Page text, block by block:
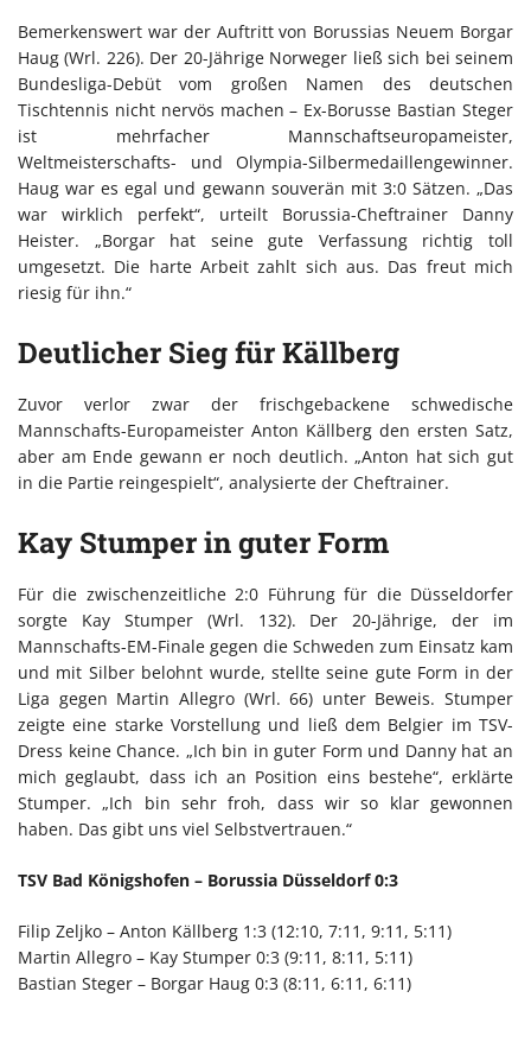
Bemerkenswert war der Auftritt von Borussias Neuem Borgar
Haug (Wrl. 226). Der 20-Jährige Norweger ließ sich bei seinem
Bundesliga-Debüt vom großen Namen des deutschen
Tischtennis nicht nervös machen – Ex-Borusse Bastian Steger
ist mehrfacher Mannschaftseuropameister,
Weltmeisterschafts- und Olympia-Silbermedaillengewinner.
Haug war es egal und gewann souverän mit 3:0 Sätzen. „Das
war wirklich perfekt“, urteilt Borussia-Cheftrainer Danny
Heister. „Borgar hat seine gute Verfassung richtig toll
umgesetzt. Die harte Arbeit zahlt sich aus. Das freut mich
riesig für ihn.“
Deutlicher Sieg für Källberg
Zuvor verlor zwar der frischgebackene schwedische
Mannschafts-Europameister Anton Källberg den ersten Satz,
aber am Ende gewann er noch deutlich. „Anton hat sich gut
in die Partie reingespielt“, analysierte der Cheftrainer.
Kay Stumper in guter Form
Für die zwischenzeitliche 2:0 Führung für die Düsseldorfer
sorgte Kay Stumper (Wrl. 132). Der 20-Jährige, der im
Mannschafts-EM-Finale gegen die Schweden zum Einsatz kam
und mit Silber belohnt wurde, stellte seine gute Form in der
Liga gegen Martin Allegro (Wrl. 66) unter Beweis. Stumper
zeigte eine starke Vorstellung und ließ dem Belgier im TSV-
Dress keine Chance. „Ich bin in guter Form und Danny hat an
mich geglaubt, dass ich an Position eins bestehe“, erklärte
Stumper. „Ich bin sehr froh, dass wir so klar gewonnen
haben. Das gibt uns viel Selbstvertrauen.“
TSV Bad Königshofen – Borussia Düsseldorf 0:3
Filip Zeljko – Anton Källberg 1:3 (12:10, 7:11, 9:11, 5:11)
Martin Allegro – Kay Stumper 0:3 (9:11, 8:11, 5:11)
Bastian Steger – Borgar Haug 0:3 (8:11, 6:11, 6:11)